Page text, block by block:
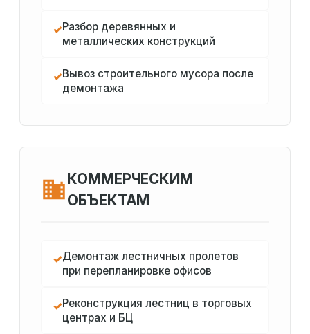
✓Разбор деревянных и
металлических конструкций
✓Вывоз строительного мусора после
демонтажа
КОММЕРЧЕСКИМ
ОБЪЕКТАМ
✓Демонтаж лестничных пролетов
при перепланировке офисов
✓Реконструкция лестниц в торговых
центрах и БЦ